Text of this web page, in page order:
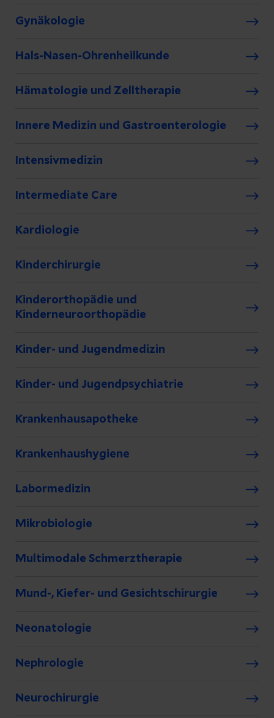
Gynäkologie
Hals-Nasen-Ohrenheilkunde
Hämatologie und Zelltherapie
Innere Medizin und Gastroenterologie
Intensivmedizin
Intermediate Care
Kardiologie
Kinderchirurgie
Kinderorthopädie und
Kinderneuroorthopädie
Kinder- und Jugendmedizin
Kinder- und Jugendpsychiatrie
Krankenhausapotheke
Krankenhaushygiene
Labormedizin
Mikrobiologie
Multimodale Schmerztherapie
Mund-, Kiefer- und Gesichtschirurgie
Neonatologie
Nephrologie
Neurochirurgie